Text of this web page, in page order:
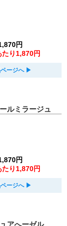
円
たり1,870円
ージへ ▶︎
ルミラージュ
円
たり1,870円
ージへ ▶︎
アへーゼル